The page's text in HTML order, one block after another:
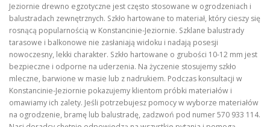
Jeziornie drewno egzotyczne jest często stosowane w ogrodzeniach i
balustradach zewnętrznych. Szkło hartowane to materiał, który cieszy się
rosnącą popularnością w Konstancinie-Jeziornie. Szklane balustrady
tarasowe i balkonowe nie zasłaniają widoku i nadają posesji
nowoczesny, lekki charakter. Szkło hartowane o grubości 10-12 mm jest
bezpieczne i odporne na uderzenia. Na życzenie stosujemy szkło
mleczne, barwione w masie lub z nadrukiem. Podczas konsultacji w
Konstancinie-Jeziornie pokazujemy klientom próbki materiałów i
omawiamy ich zalety. Jeśli potrzebujesz pomocy w wyborze materiałów
na ogrodzenie, bramę lub balustradę, zadzwoń pod numer 570 933 114.